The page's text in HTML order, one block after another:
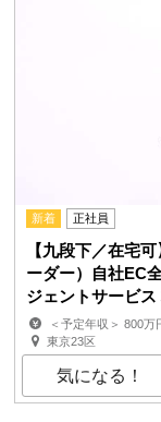
新着 正社員
【九段下／在宅
ーダー）自社EC
ジェントサービス
＜予定年収＞ 800
（基本給）：500,000円
東京23区
気になる！